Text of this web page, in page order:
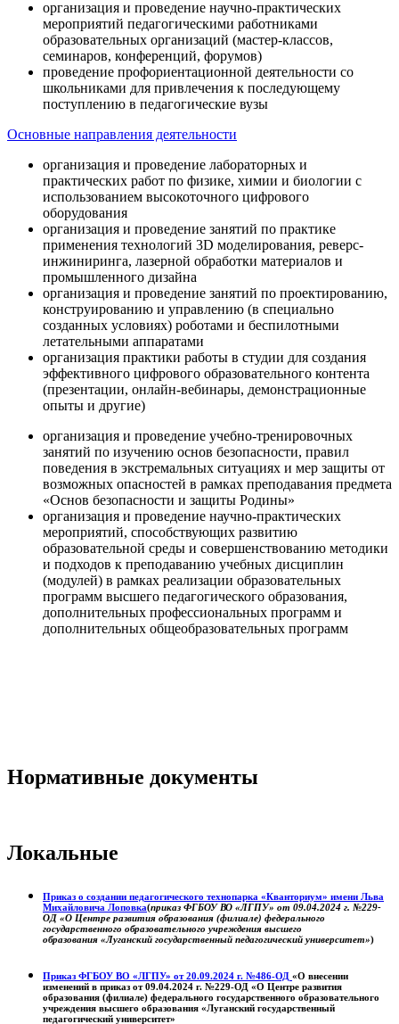
организация и проведение научно-практических
мероприятий педагогическими работниками
образовательных организаций (мастер-классов,
семинаров, конференций, форумов)
проведение профориентационной деятельности со
школьниками для привлечения к последующему
поступлению в педагогические вузы
Основные направления деятельности
организация и проведение лабораторных и
практических работ по физике, химии и биологии с
использованием высокоточного цифрового
оборудования
организация и проведение занятий по практике
применения технологий 3D моделирования, реверс-
инжиниринга, лазерной обработки материалов и
промышленного дизайна
организация и проведение занятий по проектированию,
конструированию и управлению (в специально
созданных условиях) роботами и беспилотными
летательными аппаратами
организация практики работы в студии для создания
эффективного цифрового образовательного контента
(презентации, онлайн-вебинары, демонстрационные
опыты и другие)
организация и проведение учебно-тренировочных
занятий по изучению основ безопасности, правил
поведения в экстремальных ситуациях и мер защиты от
возможных опасностей в рамках преподавания предмета
«Основ безопасности и защиты Родины»
организация и проведение научно-практических
мероприятий, способствующих развитию
образовательной среды и совершенствованию методики
и подходов к преподаванию учебных дисциплин
(модулей) в рамках реализации образовательных
программ высшего педагогического образования,
дополнительных профессиональных программ и
дополнительных общеобразовательных программ
Нормативные документы
Локальные
Приказ о создании педагогического технопарка «Кванториум» имени Льва
Михайловича Лоповка(приказ ФГБОУ ВО «ЛГПУ» от 09.04.2024 г. №229-
ОД «О Центре развития образования (филиале) федерального
государственного образовательного учреждения высшего
образования «Луганский государственный педагогический университет»)
Приказ ФГБОУ ВО «ЛГПУ» от 20.09.2024 г. №486-ОД «О внесении
изменений в приказ от 09.04.2024 г. №229-ОД «О Центре развития
образования (филиале) федерального государственного образовательного
учреждения высшего образования «Луганский государственный
педагогический университет»